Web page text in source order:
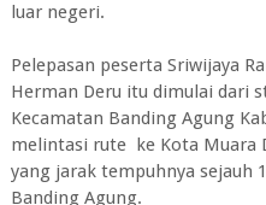
luar negeri.
Pelepasan peserta Sriwijaya
Herman Deru itu dimulai dari
Kecamatan Banding Agung
melintasi rute ke Kota Muara
yang jarak tempuhnya sejauh
Banding Agung.